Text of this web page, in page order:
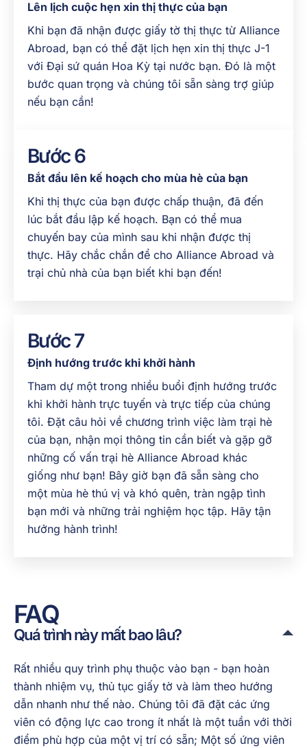
Lên lịch cuộc hẹn xin thị thực của bạn
Khi bạn đã nhận được giấy tờ thị thực từ Alliance
Abroad, bạn có thể đặt lịch hẹn xin thị thực J-1
với Đại sứ quán Hoa Kỳ tại nước bạn. Đó là một
bước quan trọng và chúng tôi sẵn sàng trợ giúp
nếu bạn cần!
Bước 6
Bắt đầu lên kế hoạch cho mùa hè của bạn
Khi thị thực của bạn được chấp thuận, đã đến
lúc bắt đầu lập kế hoạch. Bạn có thể mua
chuyến bay của mình sau khi nhận được thị
thực. Hãy chắc chắn để cho Alliance Abroad và
trại chủ nhà của bạn biết khi bạn đến!
Bước 7
Định hướng trước khi khởi hành
Tham dự một trong nhiều buổi định hướng trước
khi khởi hành trực tuyến và trực tiếp của chúng
tôi. Đặt câu hỏi về chương trình việc làm trại hè
của bạn, nhận mọi thông tin cần biết và gặp gỡ
những cố vấn trại hè Alliance Abroad khác
giống như bạn! Bây giờ bạn đã sẵn sàng cho
một mùa hè thú vị và khó quên, tràn ngập tình
bạn mới và những trải nghiệm học tập. Hãy tận
hưởng hành trình!
FAQ
Quá trình này mất bao lâu?
Rất nhiều quy trình phụ thuộc vào bạn - bạn hoàn
thành nhiệm vụ, thủ tục giấy tờ và làm theo hướng
dẫn nhanh như thế nào. Chúng tôi đã đặt các ứng
viên có động lực cao trong ít nhất là một tuần với thời
điểm phù hợp của một vị trí có sẵn; Một số ứng viên